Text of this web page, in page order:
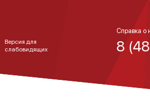
Версия для
слабовидящих
Справка о
8